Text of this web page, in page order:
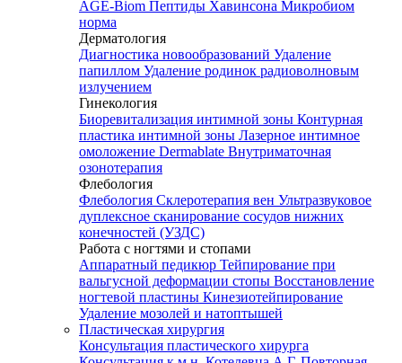
AGE-Biom Пептиды Хавинсона Микробиом
норма
Дерматология
Диагностика новообразований Удаление
папиллом Удаление родинок радиоволновым
излучением
Гинекология
Биоревитализация интимной зоны Контурная
пластика интимной зоны Лазерное интимное
омоложение Dermablate Внутриматочная
озонотерапия
Флебология
Флебология Склеротерапия вен Ультразвуковое
дуплексное сканирование сосудов нижних
конечностей (УЗДС)
Работа с ногтями и стопами
Аппаратный педикюр Тейпирование при
вальгусной деформации стопы Восстановление
ногтевой пластины Кинезиотейпирование
Удаление мозолей и натоптышей
Пластическая хирургия
Консультация пластического хирурга